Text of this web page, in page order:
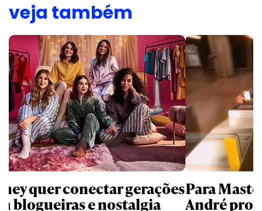
veja também
quer conectar gerações
blogueiras e nostalgia
Para
André